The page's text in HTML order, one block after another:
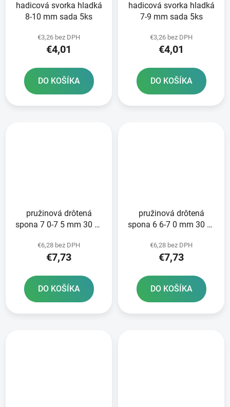
hadicová svorka hladká
8-10 mm sada 5ks
€3,26 bez DPH
€4,01
DO KOŠÍKA
hadicová svorka hladká
7-9 mm sada 5ks
€3,26 bez DPH
€4,01
DO KOŠÍKA
pružinová drôtená
spona 7 0-7 5 mm 30 ks
Nemecko
€6,28 bez DPH
€7,73
DO KOŠÍKA
pružinová drôtená
spona 6 6-7 0 mm 30 ks
Nemecko
€6,28 bez DPH
€7,73
DO KOŠÍKA